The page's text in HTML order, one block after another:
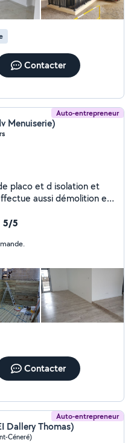
Contacter
Auto-entrepreneur
Menuiserie)
placo et d isolation et
aussi démolition et
5/5
Contacter
Auto-entrepreneur
Dallery Thomas)
Céneré)